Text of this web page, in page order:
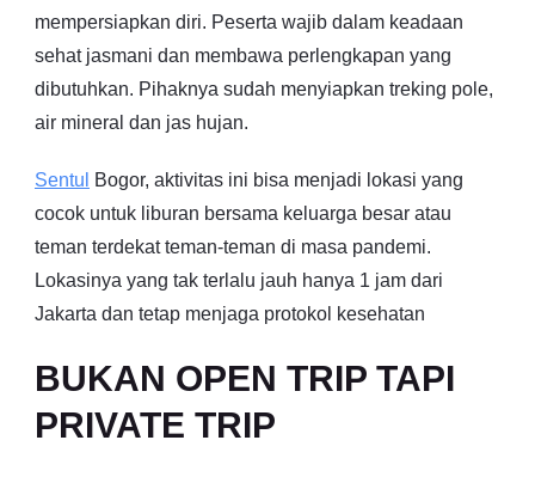
mempersiapkan diri. Peserta wajib dalam keadaan
sehat jasmani dan membawa perlengkapan yang
dibutuhkan. Pihaknya sudah menyiapkan treking pole,
air mineral dan jas hujan.
Sentul
Bogor, aktivitas ini bisa menjadi lokasi yang
cocok untuk liburan bersama keluarga besar atau
teman terdekat teman-teman di masa pandemi.
Lokasinya yang tak terlalu jauh hanya 1 jam dari
Jakarta dan tetap menjaga protokol kesehatan
BUKAN OPEN TRIP TAPI
PRIVATE TRIP